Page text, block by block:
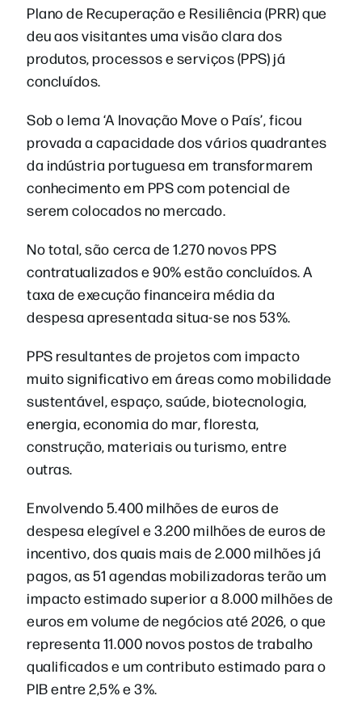
Plano de Recuperação e Resiliência (PRR) que
deu aos visitantes uma visão clara dos
produtos, processos e serviços (PPS) já
concluídos.
Sob o lema ‘A Inovação Move o País’, ficou
provada a capacidade dos vários quadrantes
da indústria portuguesa em transformarem
conhecimento em PPS com potencial de
serem colocados no mercado.
No total, são cerca de 1.270 novos PPS
contratualizados e 90% estão concluídos. A
taxa de execução financeira média da
despesa apresentada situa-se nos 53%.
PPS resultantes de projetos com impacto
muito significativo em áreas como mobilidade
sustentável, espaço, saúde, biotecnologia,
energia, economia do mar, floresta,
construção, materiais ou turismo, entre
outras.
Envolvendo 5.400 milhões de euros de
despesa elegível e 3.200 milhões de euros de
incentivo, dos quais mais de 2.000 milhões já
pagos, as 51 agendas mobilizadoras terão um
impacto estimado superior a 8.000 milhões de
euros em volume de negócios até 2026, o que
representa 11.000 novos postos de trabalho
qualificados e um contributo estimado para o
PIB entre 2,5% e 3%.